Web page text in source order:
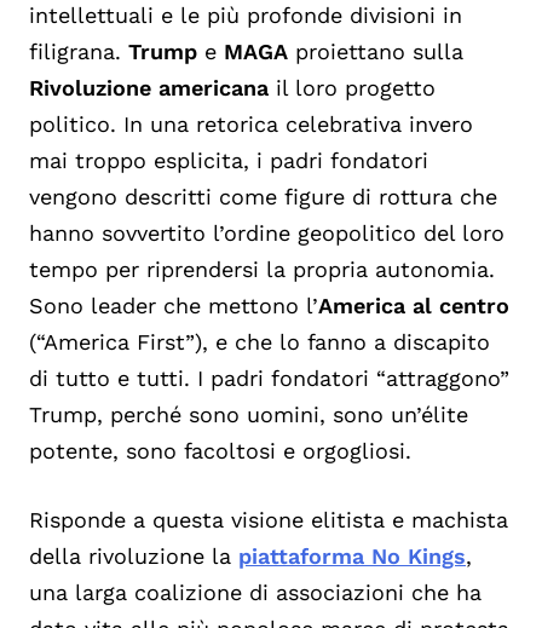
intellettuali e le più profonde divisioni in
filigrana. Trump e MAGA proiettano sulla
Rivoluzione americana il loro progetto
politico. In una retorica celebrativa invero
mai troppo esplicita, i padri fondatori
vengono descritti come figure di rottura che
hanno sovvertito l’ordine geopolitico del loro
tempo per riprendersi la propria autonomia.
Sono leader che mettono l’America al centro
(“America First”), e che lo fanno a discapito
di tutto e tutti. I padri fondatori “attraggono”
Trump, perché sono uomini, sono un’élite
potente, sono facoltosi e orgogliosi.
Risponde a questa visione elitista e machista
della rivoluzione la piattaforma No Kings,
una larga coalizione di associazioni che ha